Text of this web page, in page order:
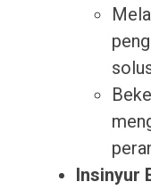
Insinyur